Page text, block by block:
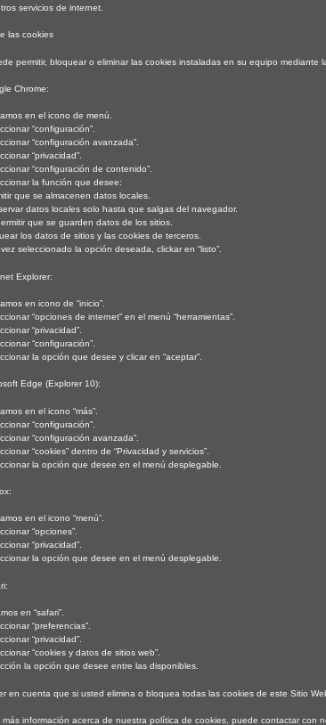
servicios de internet.
las cookies
permitir, bloquear o eliminar las cookies instaladas en su equipo
Chrome:
en el icono de menú.
“configuración”.
“configuración avanzada”.
“privacidad”.
“configuración de contenido”.
la función que desee:
que se almacenen datos locales.
datos locales solo hasta que salgas del navegador.
que se guarden datos de los sitios.
los datos de sitios y las cookies de terceros.
seleccionado la opción deseada, clickar en “listo”.
Explorer:
en icono de “inicio”.
“opciones de internet” en el menú “herramientas”.
“privacidad”.
“configuración”.
la opción que desee y clicar en “aceptar”.
Edge (Explorer 10):
en el icono “más”.
“configuración”.
“configuración avanzada”.
“cookies” dentro de “Privacidad y servicios”.
la opción que desee en el menú desplegable.
en el icono “menú”.
“opciones”.
“privacidad”.
la opción que desee en el menú desplegable.
en “safari”.
“preferencias”.
“privacidad”.
“cookies y datos de sitios web”.
la opción que desee entre las disponibles.
en cuenta que si usted elimina o bloquea todas las cookies de este Sitio
más información acerca de nuestra política de cookies, puede contactar